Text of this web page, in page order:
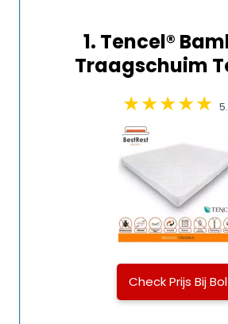
1. Tencel®
Traagschuim
Check Prijs Bij Bol